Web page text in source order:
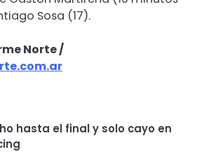
Sosa (17).
Norte /
hasta el final y solo cayo en